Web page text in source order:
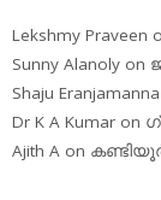
Lekshmy Praveen
Sunny Alanoly on
Shaju Eranjamanna
Dr K A Kumar on
Ajith A on കണ്ടിയൂര്‍